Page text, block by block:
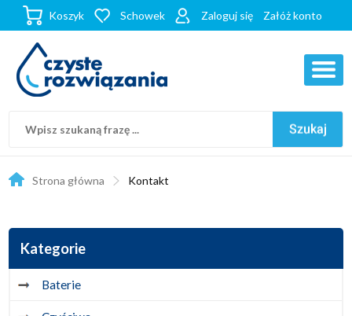
Koszyk Schowek Zaloguj się Załóż konto
Strona główna Kontakt
Kategorie
Baterie